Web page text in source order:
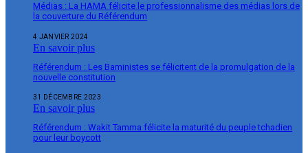
Médias : La HAMA félicite le professionnalisme des médias lors de
la couverture du Référendum
4 JANVIER 2024
En savoir plus
Référendum : Les Baministes se félicitent de la promulgation de la
nouvelle constitution
31 DÉCEMBRE 2023
En savoir plus
Référendum : Wakit Tamma félicite la maturité du peuple tchadien
pour leur boycott